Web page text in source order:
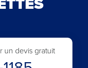
un devis gratuit